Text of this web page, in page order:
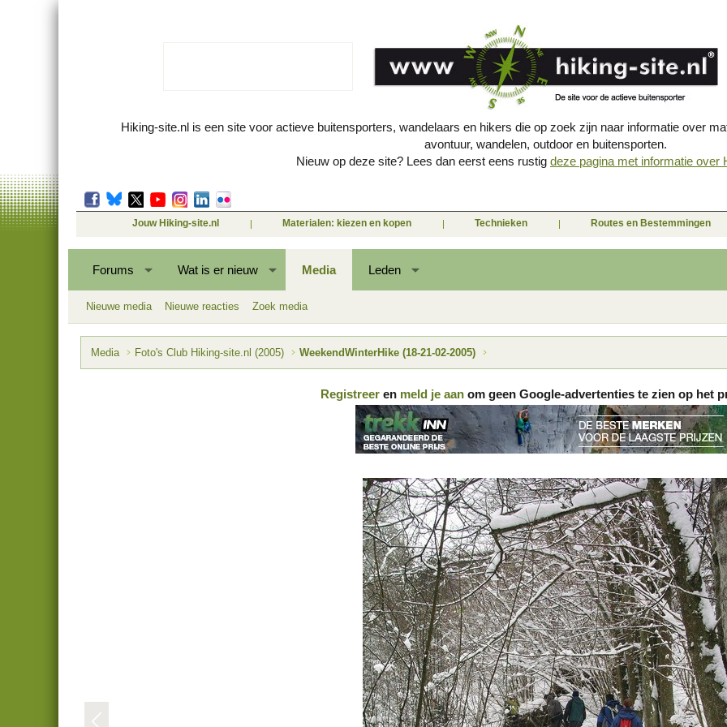
Hiking-site.nl is een site voor actieve buitensporters, wandelaars en hikers die op zoek zijn naar informatie over
avontuur, wandelen, outdoor en buitensporten.
Nieuw op deze site? Lees dan eerst eens rustig deze pagina met informatie over
Jouw Hiking-site.nl Materialen: kiezen en kopen Technieken Routes en Bestemmingen
Forums Wat is er nieuw Media Leden
Nieuwe media Nieuwe reacties Zoek media
Media Foto's Club Hiking-site.nl (2005) WeekendWinterHike (18-21-02-2005)
Registreer en meld je aan om geen Google-advertenties te zien op het